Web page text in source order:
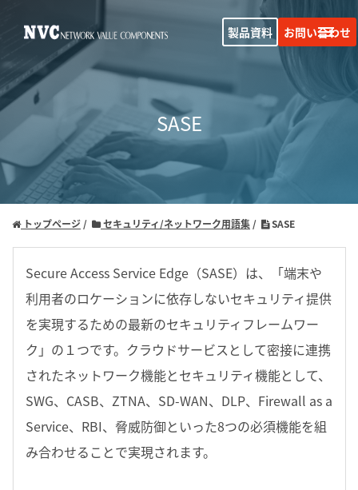
製品資料 お問い合わせ
SASE
トップページ セキュリティ/ネットワーク用語集 SASE
Secure Access Service Edge（SASE）は、「端末や
利用者のロケーションに依存しないセキュリティ提供
を実現するための最新のセキュリティフレームワー
ク」の１つです。クラウドサービスとして密接に連携
されたネットワーク機能とセキュリティ機能として、
SWG、CASB、ZTNA、SD-WAN、DLP、Firewall as a
Service、RBI、脅威防御といった8つの必須機能を組
み合わせることで実現されます。